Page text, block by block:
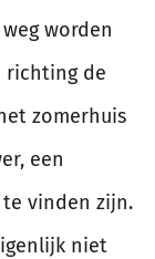
worden
richting de
zomerhuis
een
vinden zijn.
niet